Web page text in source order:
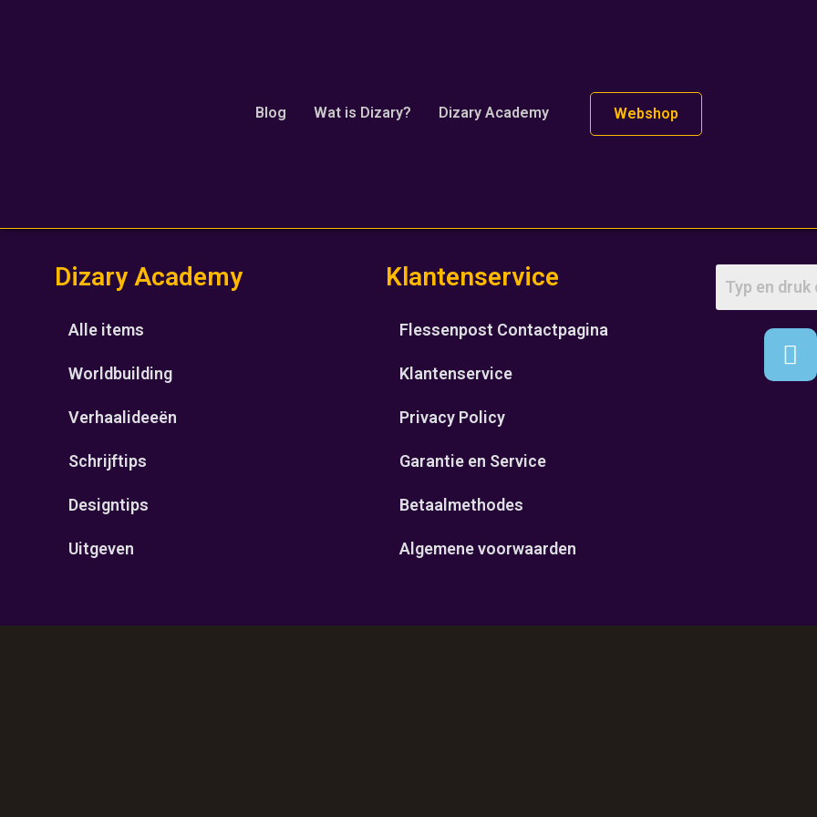
Blog Wat is Dizary? Dizary Academy Webshop
Dizary Academy
Alle items
Worldbuilding
Verhaalideeën
Schrijftips
Designtips
Uitgeven
Klantenservice
Flessenpost Contactpagina
Klantenservice
Privacy Policy
Garantie en Service
Betaalmethodes
Algemene voorwaarden